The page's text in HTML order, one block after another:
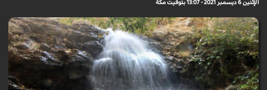
الإثنين 6 ديسمبر 2021 - 13:07 بتوقيت مكة